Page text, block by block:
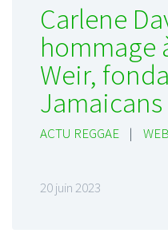
Carlene
hommage
Weir,
Jamaicans
ACTU REGGAE |
20 juin 2023